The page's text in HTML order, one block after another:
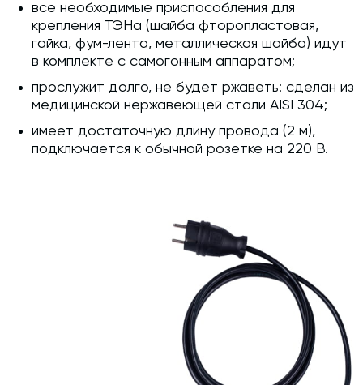
все необходимые приспособления для
крепления ТЭНа (шайба фторопластовая,
гайка, фум-лента, металлическая шайба) идут
в комплекте с самогонным аппаратом;
прослужит долго, не будет ржаветь: сделан из
медицинской нержавеющей стали AISI 304;
имеет достаточную длину провода (2 м),
подключается к обычной розетке на 220 В.